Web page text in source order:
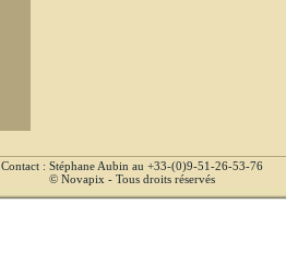
Contact : Stéphane Aubin au +33-(0)9-51-26-53-76
© Novapix - Tous droits réservés